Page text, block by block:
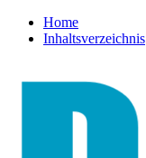
Home
Inhaltsverzeichnis